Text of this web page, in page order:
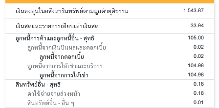
เงินลงทุนในอสังหาริมทรัพย์ตามมูลค่ายุติธรรม 1,543.87
เงินสดและรายการเทียบเท่าเงินสด 33.94
ลูกหนี้การค้าและลูกหนี้อื่น - สุทธิ 105.00
ลูกหนี้จากเงินปันผลและดอกเบี้ย 0.02
ลูกหนี้จากดอกเบี้ย 0.02
ลูกหนี้จากการให้เช่าและบริการ 104.98
ลูกหนี้จากการให้เช่า 104.98
สินทรัพย์อื่น - สุทธิ 0.18
ค่าใช้จ่ายจ่ายล่วงหน้า 0.18
สินทรัพย์อื่น - อื่น ๆ 0.01